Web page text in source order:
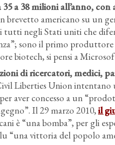
35 a 38 milioni all’anno,
brevetto americano su un
tutti negli Stati uniti che
sono il primo
biotech, si pensi a
di ricercatori, medici,
Liberties Union intentano
aver concesso a un
Il 29 marzo 2010,il
è “una bomba”, per gli
“una vittoria del popolo